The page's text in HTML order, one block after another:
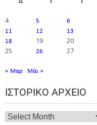
4
5 6
11 12 13
18 19 20
25
26 27
« Μαρ Μάι »
ΙΣΤΟΡΙΚΌ ΑΡΧΕΊΟ